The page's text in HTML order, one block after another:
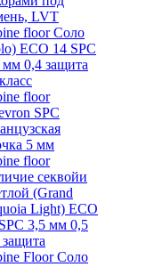
LVT
floor Соло
ECO 14 SPC
мм 0,4 защита
floor
SPC
5 мм
floor
секвойи
(Grand
Light) ECO
3,5 мм 0,5
Floor Соло